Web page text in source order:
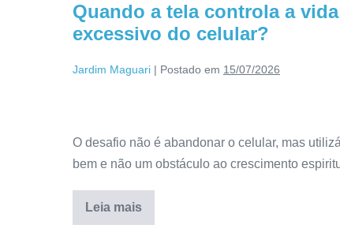
Quando a tela controla a
excessivo do celular?
Jardim Maguari | Postado em 15/07/2026
O desafio não é abandonar o celular, mas
bem e não um obstáculo ao crescimento
Leia mais